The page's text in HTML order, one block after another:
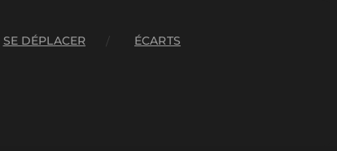
SE DÉPLACER ÉCARTS